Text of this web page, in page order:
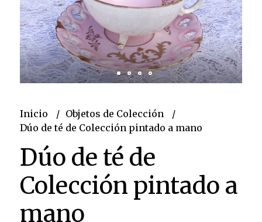
Inicio
Objetos de Colección
Dúo de té de Colección pintado a mano
Dúo de té de
Colección pintado a
mano